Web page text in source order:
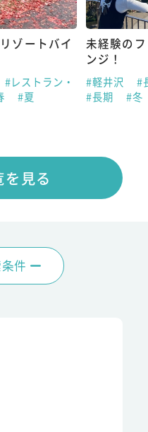
ゾートバイ
#レストラン・
#夏
未経験の
ンジ！
#軽井沢
#
#長期
#冬
見る
件